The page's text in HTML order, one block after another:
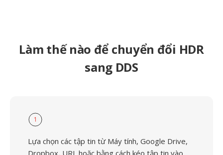
Làm thế nào để chuyển đổi HDR
sang DDS
1
Lựa chọn các tập tin từ Máy tính, Google Drive,
Dropbox, URL hoặc bằng cách kéo tập tin vào